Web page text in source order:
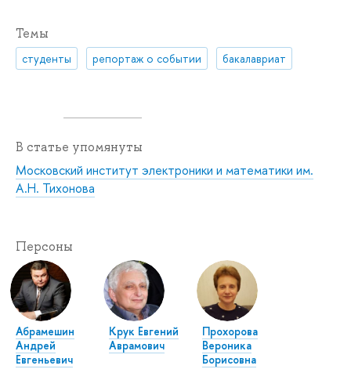
Темы
студенты репортаж о событии бакалавриат
В статье упомянуты
Московский институт электроники и математики им.
А.Н. Тихонова
Персоны
Абрамешин
Андрей
Евгеньевич
Крук Евгений
Аврамович
Прохорова
Вероника
Борисовна